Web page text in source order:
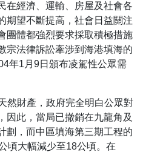
在經濟、運輸、房屋及社會各
期望不斷提高，社會日益關注
團體都強烈要求採取積極措施
宗法律訴訟牽涉到海港填海的
年1月9日頒布凌駕性公眾需
然財產，政府完全明白公眾對
因此，當局已撤銷在九龍角及
劃，而中區填海第三期工程的
頃大幅減少至18公頃。在